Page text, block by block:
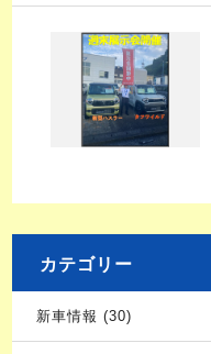
カテゴリー
新車情報 (30)